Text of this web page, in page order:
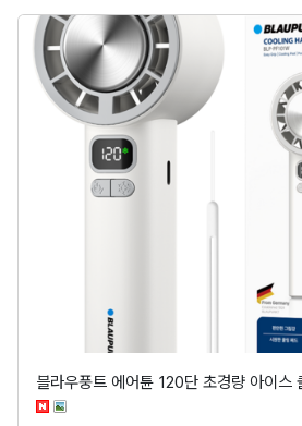
블라우풍트 에어튠 120단 초경량 아이